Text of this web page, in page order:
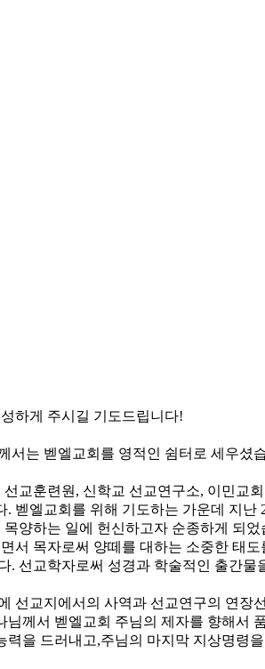
하게 주시길 기도드립니다!
서는 벧엘교회를 영적인 쉼터로 세우
교훈련원, 신학교 선교연구소, 이민교
벧엘교회를 위해 기도하는 가운데 지
양하는 일에 헌신하고자 순종하게 되
서 목자로써 양떼를 대하는 소중한 태
선교학자로써 성경과 학술적인 출간
선교지에서의 사역과 선교연구의 연
께서 벧엘교회 주님의 제자를 향해서
을 드러내고,주님의 마지막 지상명령